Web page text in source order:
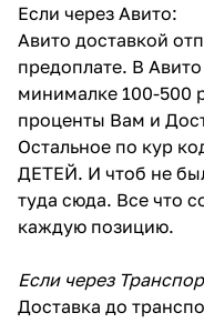
Если через Авито:
Авито доставкой
предоплате. В
минималке 100-500
проценты Вам и
Остальное по кур
ДЕТЕЙ. И чтоб не
туда сюда. Все что
каждую позицию.
Если через
Доставка до